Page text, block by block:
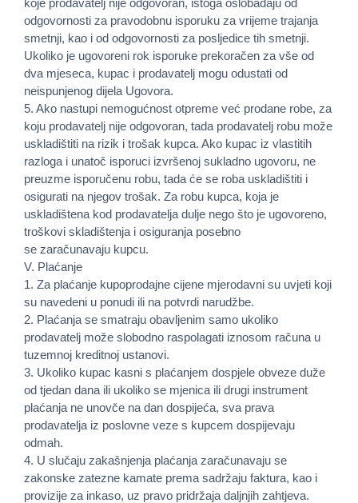
koje prodavatelj nije odgovoran, istoga oslobađaju od
odgovornosti za pravodobnu isporuku za vrijeme trajanja
smetnji, kao i od odgovornosti za posljedice tih smetnji.
Ukoliko je ugovoreni rok isporuke prekoračen za vše od
dva mjeseca, kupac i prodavatelj mogu odustati od
neispunjenog dijela Ugovora.
5. Ako nastupi nemogućnost otpreme već prodane robe, za
koju prodavatelj nije odgovoran, tada prodavatelj robu može
uskladištiti na rizik i trošak kupca. Ako kupac iz vlastitih
razloga i unatoč isporuci izvršenoj sukladno ugovoru, ne
preuzme isporučenu robu, tada će se roba uskladištiti i
osigurati na njegov trošak. Za robu kupca, koja je
uskladištena kod prodavatelja dulje nego što je ugovoreno,
troškovi skladištenja i osiguranja posebno
se zaračunavaju kupcu.
V. Plaćanje
1. Za plaćanje kupoprodajne cijene mjerodavni su uvjeti koji
su navedeni u ponudi ili na potvrdi narudžbe.
2. Plaćanja se smatraju obavljenim samo ukoliko
prodavatelj može slobodno raspolagati iznosom računa u
tuzemnoj kreditnoj ustanovi.
3. Ukoliko kupac kasni s plaćanjem dospjele obveze duže
od tjedan dana ili ukoliko se mjenica ili drugi instrument
plaćanja ne unovče na dan dospijeća, sva prava
prodavatelja iz poslovne veze s kupcem dospijevaju
odmah.
4. U slučaju zakašnjenja plaćanja zaračunavaju se
zakonske zatezne kamate prema sadržaju faktura, kao i
provizije za inkaso, uz pravo pridržaja daljnjih zahtjeva.